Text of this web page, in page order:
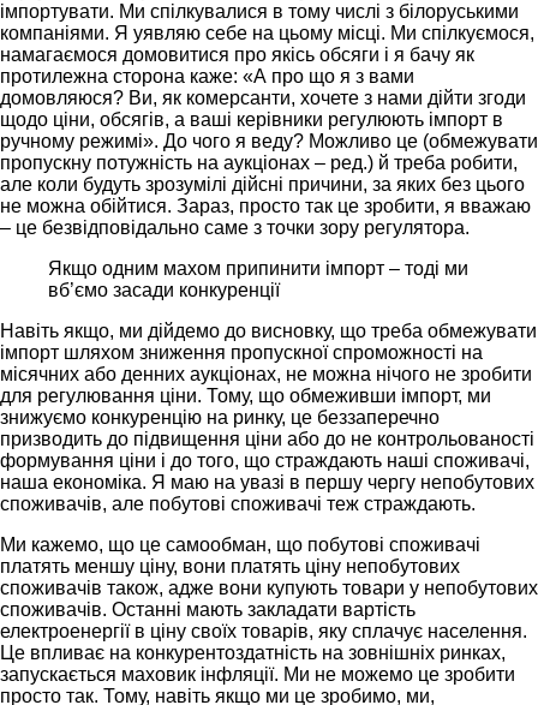
імпортувати. Ми спілкувалися в тому числі з білоруськими
компаніями. Я уявляю себе на цьому місці. Ми спілкуємося,
намагаємося домовитися про якісь обсяги і я бачу як
протилежна сторона каже: «А про що я з вами
домовляюся? Ви, як комерсанти, хочете з нами дійти згоди
щодо ціни, обсягів, а ваші керівники регулюють імпорт в
ручному режимі». До чого я веду? Можливо це (обмежувати
пропускну потужність на аукціонах – ред.) й треба робити,
але коли будуть зрозумілі дійсні причини, за яких без цього
не можна обійтися. Зараз, просто так це зробити, я вважаю
– це безвідповідально саме з точки зору регулятора.
Якщо одним махом припинити імпорт – тоді ми
вб’ємо засади конкуренції
Навіть якщо, ми дійдемо до висновку, що треба обмежувати
імпорт шляхом зниження пропускної спроможності на
місячних або денних аукціонах, не можна нічого не зробити
для регулювання ціни. Тому, що обмеживши імпорт, ми
знижуємо конкуренцію на ринку, це беззаперечно
призводить до підвищення ціни або до не контрольованості
формування ціни і до того, що страждають наші споживачі,
наша економіка. Я маю на увазі в першу чергу непобутових
споживачів, але побутові споживачі теж страждають.
Ми кажемо, що це самообман, що побутові споживачі
платять меншу ціну, вони платять ціну непобутових
споживачів також, адже вони купують товари у непобутових
споживачів. Останні мають закладати вартість
електроенергії в ціну своїх товарів, яку сплачує населення.
Це впливає на конкурентоздатність на зовнішніх ринках,
запускається маховик інфляції. Ми не можемо це зробити
просто так. Тому, навіть якщо ми це зробимо, ми,